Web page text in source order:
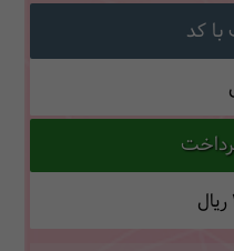
کد
ریال